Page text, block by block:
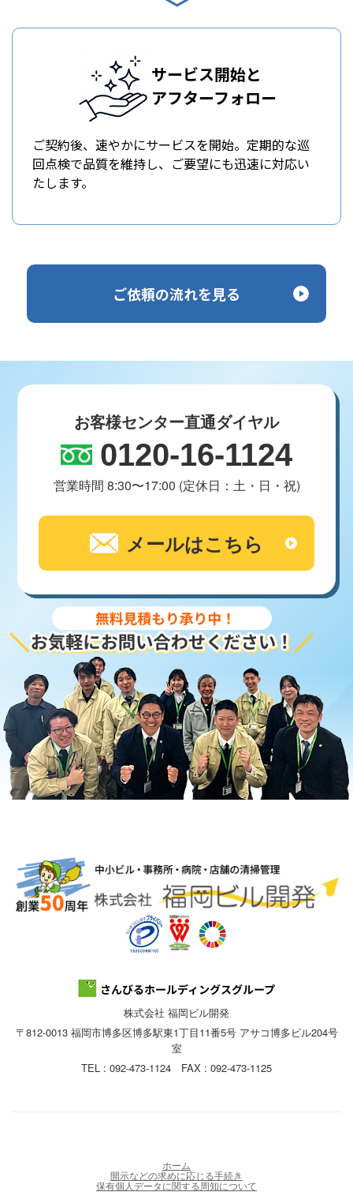
サービス開始と
アフターフォロー
ご契約後、速やかにサービスを開始。定期的な巡
回点検で品質を維持し、ご要望にも迅速に対応い
たします。
ご依頼の流れを見る
お客様センター直通ダイヤル
0120-16-1124
営業時間 8:30〜17:00 (定休日：土・日・祝)
メールはこちら
株式会社 福岡ビル開発
〒812-0013 福岡市博多区博多駅東1丁目11番5号 アサコ博多ビル204号
室
TEL : 092-473-1124 FAX : 092-473-1125
ホーム
開示などの求めに応じる手続き
保有個人データに関する周知について